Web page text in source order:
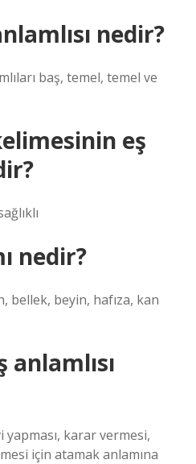
nedir?
baş, temel, temel ve
eş
nedir?
bellek, beyin, hafıza, kan
karar vermesi,
için atamak anlamına